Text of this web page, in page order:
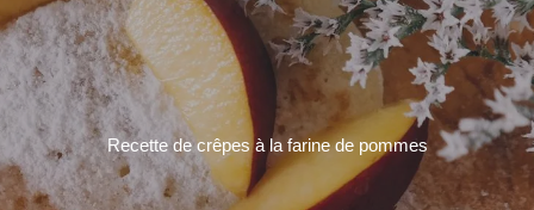
Recette de crêpes à la farine de pommes